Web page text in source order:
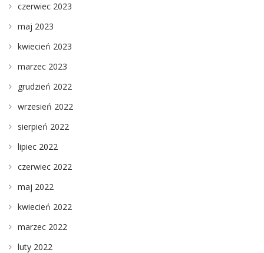
czerwiec 2023
maj 2023
kwiecień 2023
marzec 2023
grudzień 2022
wrzesień 2022
sierpień 2022
lipiec 2022
czerwiec 2022
maj 2022
kwiecień 2022
marzec 2022
luty 2022